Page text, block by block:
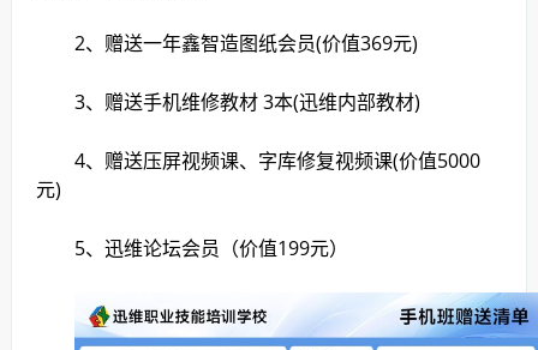
2、赠送一年鑫智造图纸会员(价值369元)
3、赠送手机维修教材 3本(迅维内部教材)
4、赠送压屏视频课、字库修复视频课(价值5000
元)
5、迅维论坛会员（价值199元）